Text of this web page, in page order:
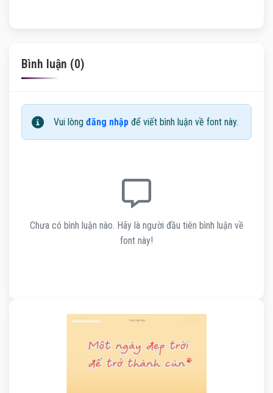
Bình luận (0)
Vui lòng đăng nhập để viết bình luận về font này.
Chưa có bình luận nào. Hãy là người đầu tiên bình luận về
font này!